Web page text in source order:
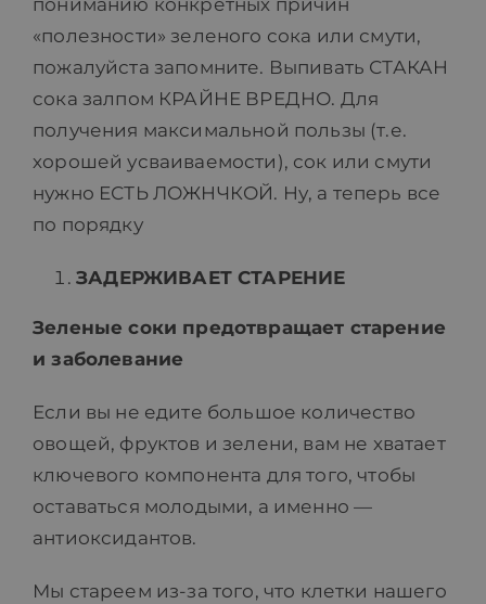
пониманию конкретных причин
«полезности» зеленого сока или смути,
пожалуйста запомните. Выпивать СТАКАН
сока залпом КРАЙНЕ ВРЕДНО. Для
получения максимальной пользы (т.е.
хорошей усваиваемости), сок или смути
нужно ЕСТЬ ЛОЖНЧКОЙ. Ну, а теперь все
по порядку
ЗАДЕРЖИВАЕТ СТАРЕНИЕ
Зеленые соки предотвращает старение
и заболевание
Если вы не едите большое количество
овощей, фруктов и зелени, вам не хватает
ключевого компонента для того, чтобы
оставаться молодыми, а именно —
антиоксидантов.
Мы стареем из-за того, что клетки нашего